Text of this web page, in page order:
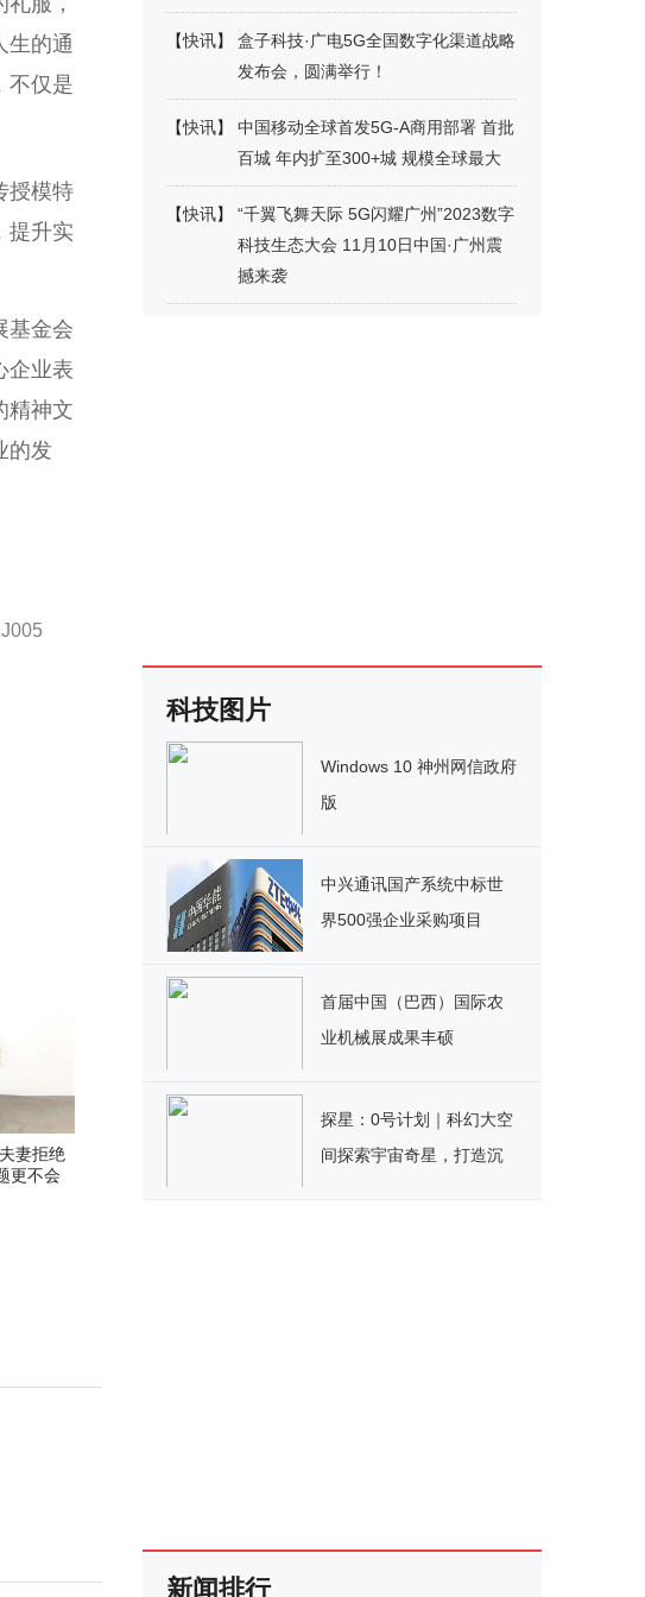
生的通
不仅是
授模特
提升实
基金会
企业表
精神文
的发
妻拒绝
更不会
【快讯】
盒子科技·广电5G全国数字化渠道战略
发布会，圆满举行！
【快讯】
中国移动全球首发5G-A商用部署 首批
百城 年内扩至300+城 规模全球最大
【快讯】
“千翼飞舞天际 5G闪耀广州”2023数字
科技生态大会 11月10日中国·广州震
撼来袭
科技图片
Windows 10 神州网信政府
版
中兴通讯国产系统中标世
界500强企业采购项目
首届中国（巴西）国际农
业机械展成果丰硕
探星：0号计划｜科幻大空
间探索宇宙奇星，打造沉
新闻排行